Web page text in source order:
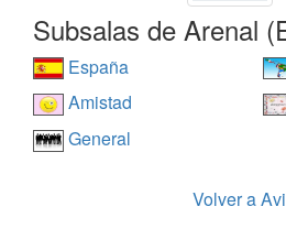
Subsalas de Arenal
España
Amistad
General
Volver a